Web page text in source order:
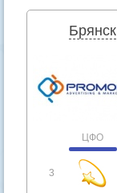
Брянск
ЦФО
3